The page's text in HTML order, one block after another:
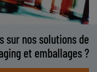
sur nos solutions de
et emballages ?